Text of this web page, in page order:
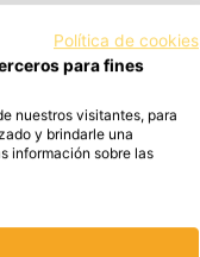
Política de cookies
para fines
nuestros visitantes, para
y brindarle una
información sobre las